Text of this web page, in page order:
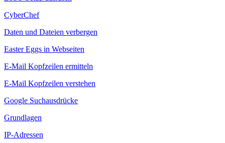
CyberChef
Daten und Dateien verbergen
Easter Eggs in Webseiten
E-Mail Kopfzeilen ermitteln
E-Mail Kopfzeilen verstehen
Google Suchausdrücke
Grundlagen
IP-Adressen